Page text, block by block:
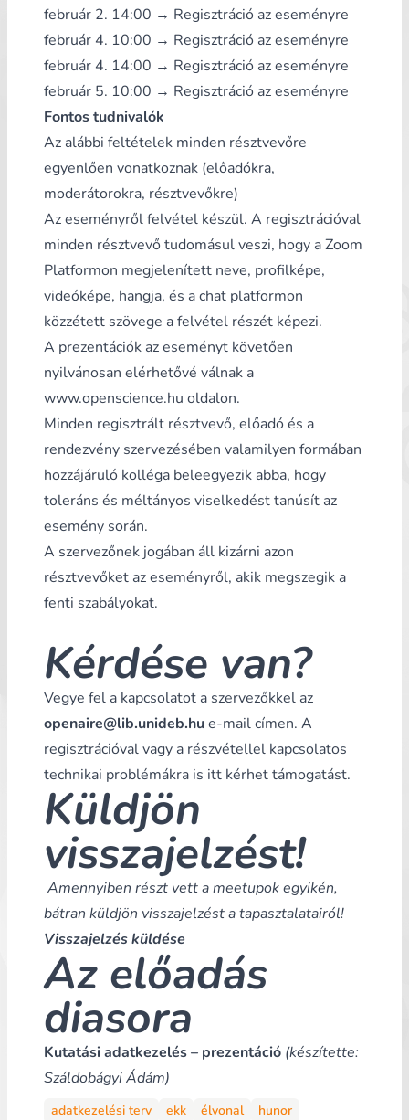
február 2. 14:00 → Regisztráció az eseményre
február 4. 10:00 → Regisztráció az eseményre
február 4. 14:00 → Regisztráció az eseményre
február 5. 10:00 → Regisztráció az eseményre
Fontos tudnivalók
Az alábbi feltételek minden résztvevőre
egyenlően vonatkoznak (előadókra,
moderátorokra, résztvevőkre)
Az eseményről felvétel készül. A regisztrációval
minden résztvevő tudomásul veszi, hogy a Zoom
Platformon megjelenített neve, profilképe,
videóképe, hangja, és a chat platformon
közzétett szövege a felvétel részét képezi.
A prezentációk az eseményt követően
nyilvánosan elérhetővé válnak a
www.openscience.hu oldalon.
Minden regisztrált résztvevő, előadó és a
rendezvény szervezésében valamilyen formában
hozzájáruló kolléga beleegyezik abba, hogy
toleráns és méltányos viselkedést tanúsít az
esemény során.
A szervezőnek jogában áll kizárni azon
résztvevőket az eseményről, akik megszegik a
fenti szabályokat.
Kérdése van?
Vegye fel a kapcsolatot a szervezőkkel az
openaire@lib.unideb.hue-mail címen. A
regisztrációval vagy a részvétellel kapcsolatos
technikai problémákra is itt kérhet támogatást.
Küldjön
visszajelzést!
Amennyiben részt vett a meetupok egyikén,
bátran küldjön visszajelzést a tapasztalatairól!
Visszajelzés küldése
Az előadás
diasora
Kutatási adatkezelés – prezentáció (készítette:
Száldobágyi Ádám)
adatkezelési terv ekk élvonal
hunor